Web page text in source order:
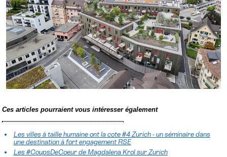
Ces articles pourraient vous intéresser également
Les villes à taille humaine ont la cote #4 Zurich - un séminaire dans
une destination à fort engagement RSE
Les #CoupsDeCoeur de Magdalena Krol sur Zurich